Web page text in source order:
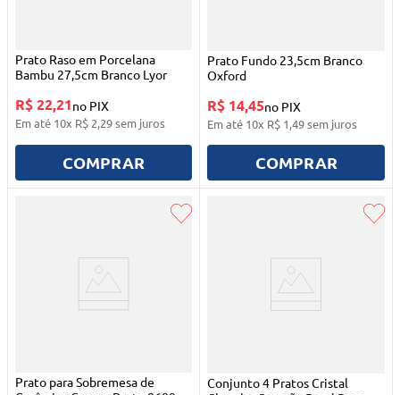
Prato Raso em Porcelana
Bambu 27,5cm Branco Lyor
R$ 22,21no PIX
Em até 10x R$ 2,29sem juros
COMPRAR
Prato Fundo 23,5cm Branco
Oxford
R$ 14,45no PIX
Em até 10x R$ 1,49sem juros
COMPRAR
Prato para Sobremesa de
Conjunto 4 Pratos Cristal